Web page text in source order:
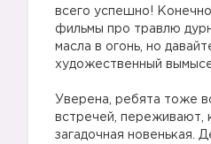
всего успешно!
фильмы про травлю
масла в огонь, но
художественный
Уверена, ребята тоже
встречей, переживают,
загадочная новенькая.